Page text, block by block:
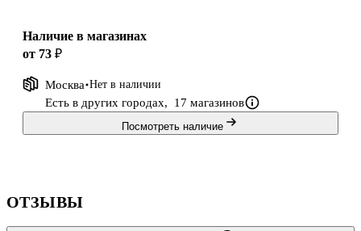
Наличие в магазинах
от 73 ₽
Москва Нет в наличии
Есть в других городах, 17 магазинов
Посмотреть наличие
ОТЗЫВЫ